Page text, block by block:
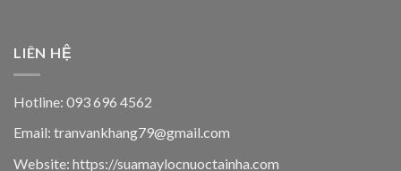
LIÊN HỆ
Hotline: 093 696 4562
Email: tranvankhang79@gmail.com
Website: https://suamaylocnuoctainha.com